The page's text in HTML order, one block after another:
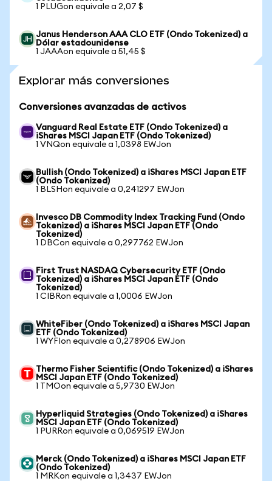
1 PLUGon equivale a 2,07 $
Janus Henderson AAA CLO ETF (Ondo Tokenized) a
Dólar estadounidense
1 JAAAon equivale a 51,45 $
Explorar más conversiones
Conversiones avanzadas de activos
Vanguard Real Estate ETF (Ondo Tokenized) a
iShares MSCI Japan ETF (Ondo Tokenized)
1 VNQon equivale a 1,0398 EWJon
Bullish (Ondo Tokenized) a iShares MSCI Japan ETF
(Ondo Tokenized)
1 BLSHon equivale a 0,241297 EWJon
Invesco DB Commodity Index Tracking Fund (Ondo
Tokenized) a iShares MSCI Japan ETF (Ondo
Tokenized)
1 DBCon equivale a 0,297762 EWJon
First Trust NASDAQ Cybersecurity ETF (Ondo
Tokenized) a iShares MSCI Japan ETF (Ondo
Tokenized)
1 CIBRon equivale a 1,0006 EWJon
WhiteFiber (Ondo Tokenized) a iShares MSCI Japan
ETF (Ondo Tokenized)
1 WYFIon equivale a 0,278906 EWJon
Thermo Fisher Scientific (Ondo Tokenized) a iShares
MSCI Japan ETF (Ondo Tokenized)
1 TMOon equivale a 5,9730 EWJon
Hyperliquid Strategies (Ondo Tokenized) a iShares
MSCI Japan ETF (Ondo Tokenized)
1 PURRon equivale a 0,069519 EWJon
Merck (Ondo Tokenized) a iShares MSCI Japan ETF
(Ondo Tokenized)
1 MRKon equivale a 1,3437 EWJon